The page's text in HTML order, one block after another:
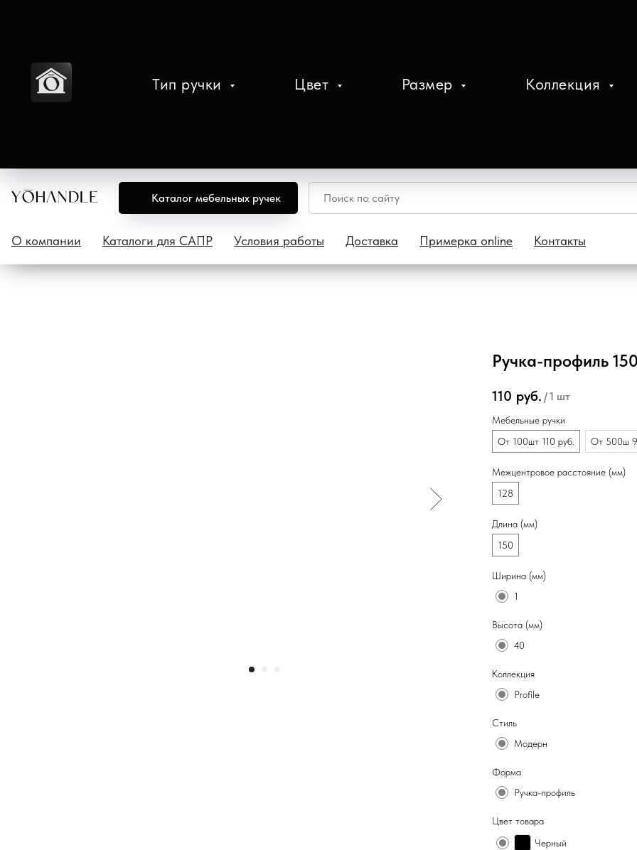
Тип ручки Цвет Размер Коллекция
Каталог мебельных ручек
О компании Каталоги для САПР Условия работы Доставка Примерка online Контакты
Ручка-профиль
110 руб. /1 шт
Мебельные ручки
От 100шт 110 руб.
От 500ш
Межцентровое расстояние (мм)
128
Длина (мм)
150
Ширина (мм)
1
Высота (мм)
40
Коллекция
Profile
Стиль
Модерн
Форма
Ручка-профиль
Цвет товара
Черный